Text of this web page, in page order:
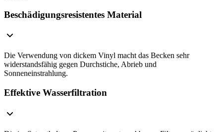
Beschädigungsresistentes Material
Die Verwendung von dickem Vinyl macht das Becken sehr
widerstandsfähig gegen Durchstiche, Abrieb und
Sonneneinstrahlung.
Effektive Wasserfiltration